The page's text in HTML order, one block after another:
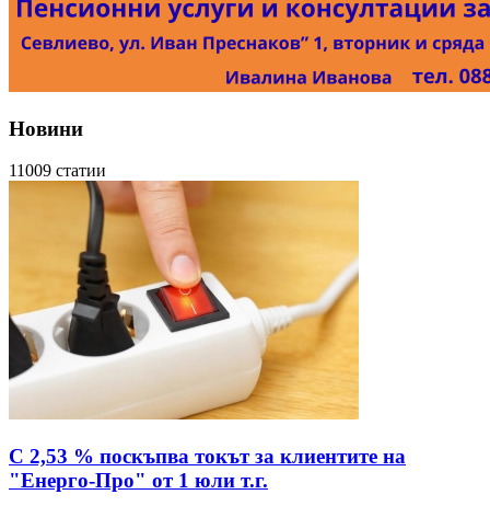
Новини
11009 статии
С 2,53 % поскъпва токът за клиентите на
"Енерго-Про" от 1 юли т.г.